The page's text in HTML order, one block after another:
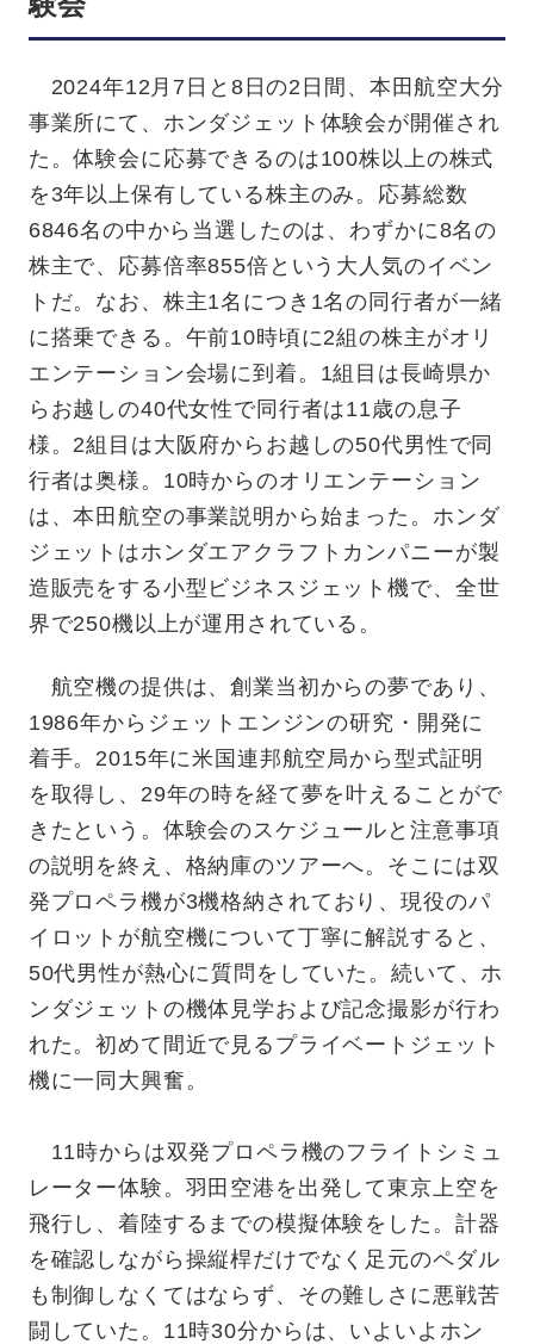
2024年12月7日と8日の2日間、本田航空大分
事業所にて、ホンダジェット体験会が開催され
た。体験会に応募できるのは100株以上の株式
を3年以上保有している株主のみ。応募総数
6846名の中から当選したのは、わずかに8名の
株主で、応募倍率855倍という大人気のイベン
トだ。なお、株主1名につき1名の同行者が一緒
に搭乗できる。午前10時頃に2組の株主がオリ
エンテーション会場に到着。1組目は長崎県か
らお越しの40代女性で同行者は11歳の息子
様。2組目は大阪府からお越しの50代男性で同
行者は奥様。10時からのオリエンテーション
は、本田航空の事業説明から始まった。ホンダ
ジェットはホンダエアクラフトカンパニーが製
造販売をする小型ビジネスジェット機で、全世
界で250機以上が運用されている。
航空機の提供は、創業当初からの夢であり、
1986年からジェットエンジンの研究・開発に
着手。2015年に米国連邦航空 局から型式証明
を取得し、29年の時を経て夢を叶えることがで
きたという。体験会のスケジュールと注意事項
の説明を終え、格納庫のツアーへ。そこには双
発プロペラ機が3機格納されており、現役のパ
イロットが航空機について丁寧に解説すると、
50代男性が熱心に質問をしていた。続いて、ホ
ンダジェットの機体見学および記念撮影が行わ
れた。初めて間近で見るプライベートジェット
機に一同大興奮。
11時からは双発プロペラ機のフライトシミュ
レーター体験。羽田空港を出発して東京上空を
飛行し、着陸するまでの模擬体験をした。計器
を確認しながら操縦桿だけでなく足元のペダル
も制御しなくてはならず、その難しさに悪戦苦
闘していた。 11時30分からは、いよいよホン